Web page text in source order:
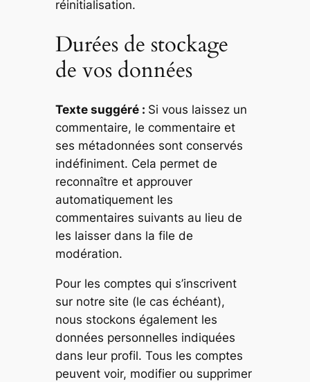
réinitialisation.
Durées de stockage
de vos données
Texte suggéré : Si vous laissez un
commentaire, le commentaire et
ses métadonnées sont conservés
indéfiniment. Cela permet de
reconnaître et approuver
automatiquement les
commentaires suivants au lieu de
les laisser dans la file de
modération.
Pour les comptes qui s’inscrivent
sur notre site (le cas échéant),
nous stockons également les
données personnelles indiquées
dans leur profil. Tous les comptes
peuvent voir, modifier ou supprimer